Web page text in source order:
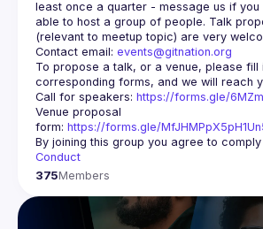
least once a quarter - message us if you
able to host a group of people. Talk
Contact email: events@gitnation.org
To propose a talk, or a venue, please fill
Call for speakers: https://forms.gle/
Venue proposal
form: https://forms.gle/
By joining this group you agree to
Conduct
375Members